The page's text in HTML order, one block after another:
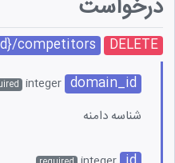
ها
دهنده کلمه کلیدی
موارد
درخواست
DELETE
competitors
domain_id
integer
شناسه دامنه